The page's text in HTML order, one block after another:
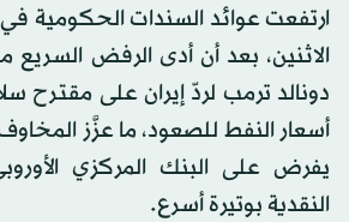
ارتفعت عوائد السندات الحكومية
الاثنين، بعد أن أدى الرفض السريع
دونالد ترمب لردّ إيران على مقترح
أسعار النفط للصعود، ما عزَّز
يفرض على البنك المركزي
النقدية بوتيرة أسرع.